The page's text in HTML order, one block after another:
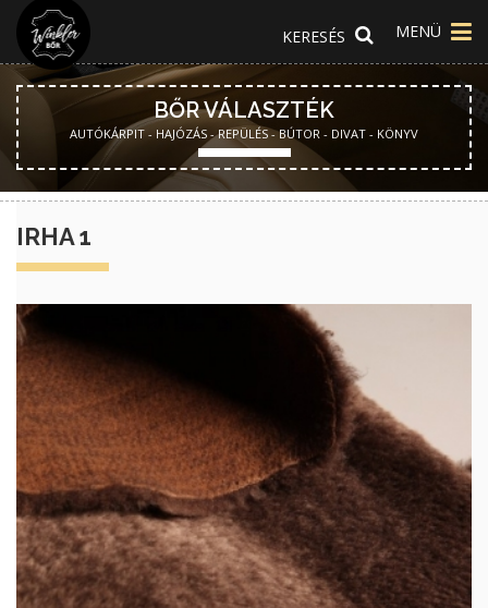
MENÜ
BŐR VÁLASZTÉK
AUTÓKÁRPIT - HAJÓZÁS - REPÜLÉS - BÚTOR - DIVAT - KÖNYV
IRHA 1